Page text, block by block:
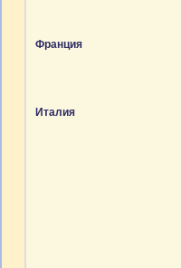
Франция
Италия